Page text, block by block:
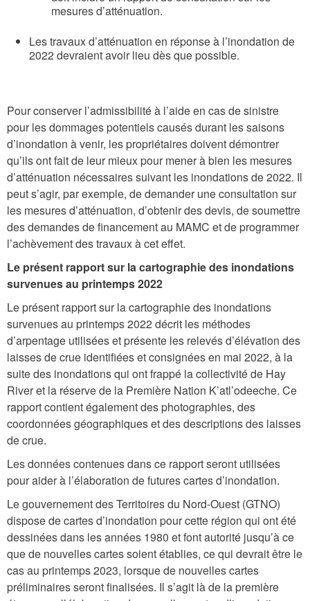
mesures d’atténuation.
Les travaux d’atténuation en réponse à l’inondation de
2022 devraient avoir lieu dès que possible.
Pour conserver l’admissibilité à l’aide en cas de sinistre
pour les dommages potentiels causés durant les saisons
d’inondation à venir, les propriétaires doivent démontrer
qu’ils ont fait de leur mieux pour mener à bien les mesures
d’atténuation nécessaires suivant les inondations de 2022. Il
peut s’agir, par exemple, de demander une consultation sur
les mesures d’atténuation, d’obtenir des devis, de soumettre
des demandes de financement au MAMC et de programmer
l’achèvement des travaux à cet effet.
Le présent rapport sur la cartographie des inondations
survenues au printemps 2022
Le présent rapport sur la cartographie des inondations
survenues au printemps 2022 décrit les méthodes
d’arpentage utilisées et présente les relevés d’élévation des
laisses de crue identifiées et consignées en mai 2022, à la
suite des inondations qui ont frappé la collectivité de Hay
River et la réserve de la Première Nation K’atl’odeeche. Ce
rapport contient également des photographies, des
coordonnées géographiques et des descriptions des laisses
de crue.
Les données contenues dans ce rapport seront utilisées
pour aider à l’élaboration de futures cartes d’inondation.
Le gouvernement des Territoires du Nord-Ouest (GTNO)
dispose de cartes d’inondation pour cette région qui ont été
dessinées dans les années 1980 et font autorité jusqu’à ce
que de nouvelles cartes soient établies, ce qui devrait être le
cas au printemps 2023, lorsque de nouvelles cartes
préliminaires seront finalisées. Il s’agit là de la première